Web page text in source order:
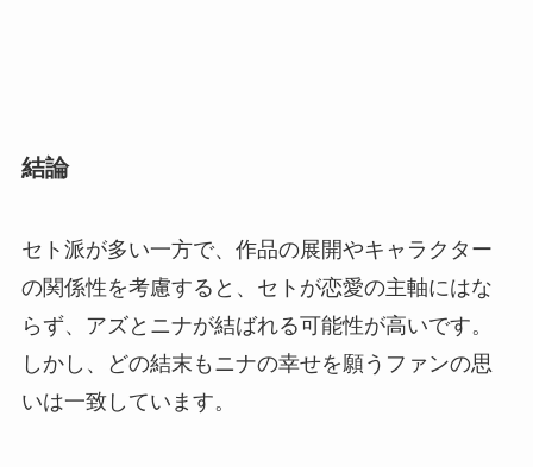
結論
セト派が多い一方で、作品の展開やキャラクター
の関係性を考慮すると、セトが恋愛の主軸にはな
らず、アズとニナが結ばれる可能性が高いです。
しかし、どの結末もニナの幸せを願うファンの思
いは一致しています。